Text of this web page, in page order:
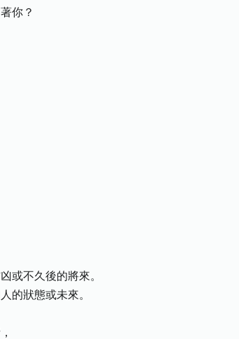
你？
或不久後的將來。
的狀態或未來。